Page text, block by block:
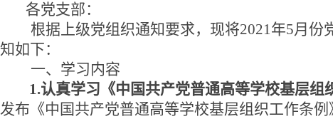
各党支部：
根据上级党组织通知要求，现将2021年5月份
知如下：
一、学习内容
1.认真学习《中国共产党普通高等学校基层组
发布《中国共产党普通高等学校基层组织工作条